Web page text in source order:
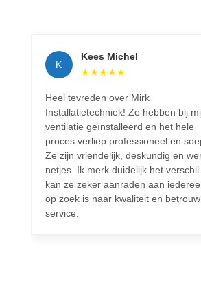
K
Kees Michel
★★★★★
Heel tevreden over Mirk
Installatietechniek! Ze hebben bij
ventilatie geïnstalleerd en het hele
proces verliep professioneel en
Ze zijn vriendelijk, deskundig en
netjes. Ik merk duidelijk het verschil
kan ze zeker aanraden aan
op zoek is naar kwaliteit en
service.